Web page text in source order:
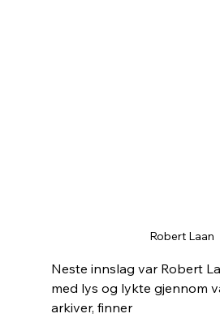
Robert Laan
Neste innslag var Robert
med lys og lykte gjennom
arkiver, finner